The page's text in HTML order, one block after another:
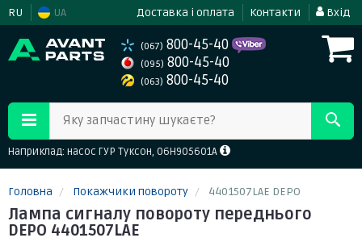
RU UA Доставка і оплата Контакти Вхід
(067) 800-45-40
(095) 800-45-40
(063) 800-45-40
Яку запчастину шукаєте?
Наприклад: насос ГУР Туксон, 06H905601A
Головна Покажчики повороту 4401507LAE DEPO
Лампа сигналу повороту переднього
DEPO 4401507LAE